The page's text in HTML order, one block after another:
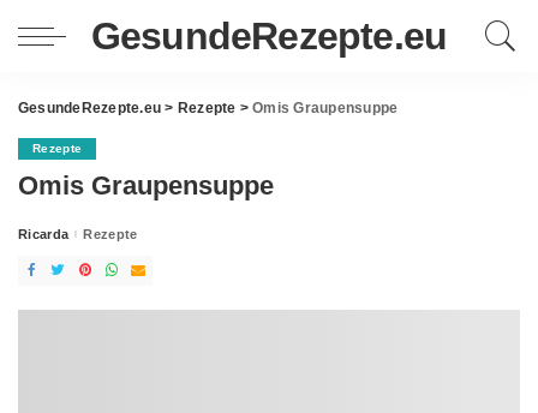
GesundeRezepte.eu
GesundeRezepte.eu > Rezepte >Omis Graupensuppe
Rezepte
Omis Graupensuppe
Posted
Ricarda Rezepte